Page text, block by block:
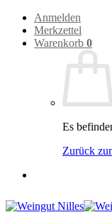
Zum
Inhalt
springen
Anmelden
Merkzettel
Warenkorb 0
Es
Zurück